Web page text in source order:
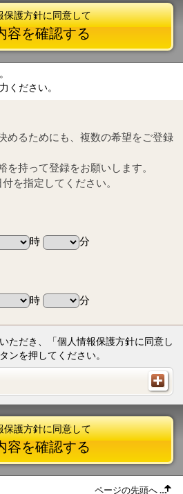
保護方針に同意して
容を確認する
ください。
めるためにも、複数の希望をご登録
持って登録をお願いします。
を指定してください。
時
分
時 分
ただき、「個人情報保護方針に同意し
ンを押してください。
保護方針に同意して
容を確認する
ページの先頭へ